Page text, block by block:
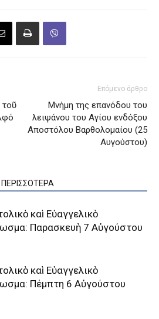
τοῦ
Επόμενο άρθρο
Mνήμη της επανόδου του
λειψάνου του Aγίου ενδόξου
Aποστόλου Bαρθολομαίου (25
Αυγούστου)
ΠΕΡΙΣΣΟΤΕΡΑ
καὶ Εὐαγγελικὸ
Παρασκευὴ 7 Αὐγούστου
καὶ Εὐαγγελικὸ
Πέμπτη 6 Αὐγούστου